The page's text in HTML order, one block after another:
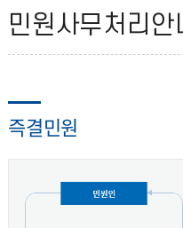
교
육
원
민원사무처리안
즉결민원